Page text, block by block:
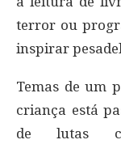
terror ou
inspirar
Temas de um
criança está
de lutas